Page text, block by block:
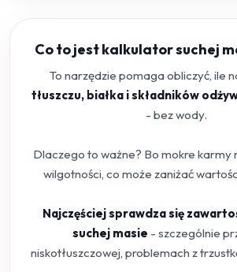
Co to jest kalkulator suchej
To narzędzie pomaga obliczyć, ile
tłuszczu, białka i składników
- bez wody.
Dlaczego to ważne? Bo mokre karmy
wilgotności, co może zaniżać
Najczęściej sprawdza się
suchej masie - szczególnie
niskotłuszczowej, problemach z